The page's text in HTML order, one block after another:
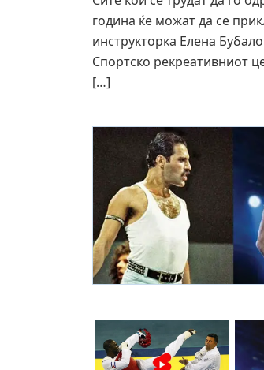
година ќе можат да се
инструкторка Елена
Спортско рекреативниот
[…]